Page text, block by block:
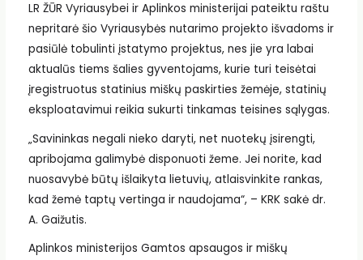
LR ŽŪR Vyriausybei ir Aplinkos ministerijai pateiktu raštu
nepritarė šio Vyriausybės nutarimo projekto išvadoms ir
pasiūlė tobulinti įstatymo projektus, nes jie yra labai
aktualūs tiems šalies gyventojams, kurie turi teisėtai
įregistruotus statinius miškų paskirties žemėje, statinių
eksploatavimui reikia sukurti tinkamas teisines sąlygas.
„Savininkas negali nieko daryti, net nuotekų įsirengti,
apribojama galimybė disponuoti žeme. Jei norite, kad
nuosavybė būtų išlaikyta lietuvių, atlaisvinkite rankas,
kad žemė taptų vertinga ir naudojama“, – KRK sakė dr.
A. Gaižutis.
Aplinkos ministerijos Gamtos apsaugos ir miškų